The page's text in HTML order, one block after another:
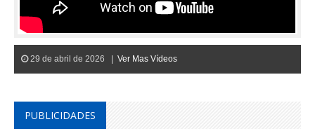
29 de abril de 2026 | Ver Mas Vídeos
PUBLICIDADES